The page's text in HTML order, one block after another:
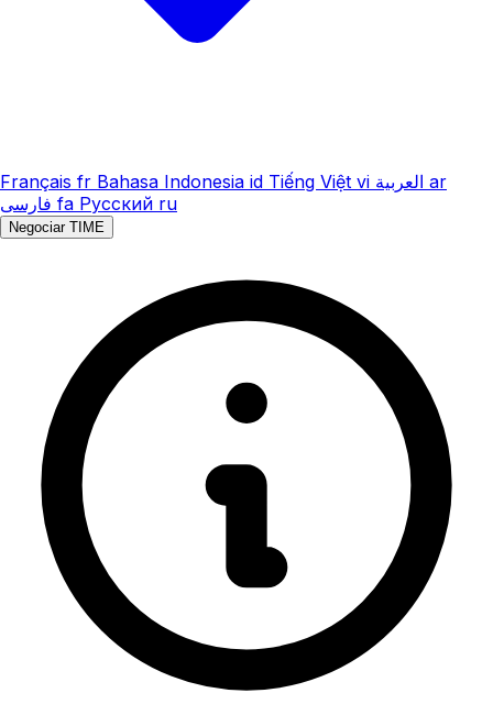
Français fr Bahasa Indonesia id Tiếng Việt vi العربية ar
فارسی fa Русский ru
Negociar TIME